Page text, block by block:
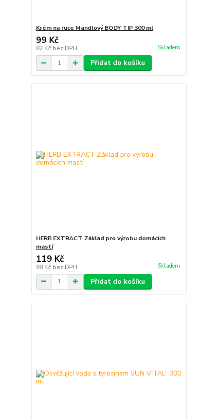
Krém na ruce Mandlový BODY TIP 300 ml
99 Kč
82 Kč bez DPH Skladem
Přidat do košíku
HERB EXTRACT Základ pro výrobu domácích
mastí
119 Kč
98 Kč bez DPH Skladem
Přidat do košíku